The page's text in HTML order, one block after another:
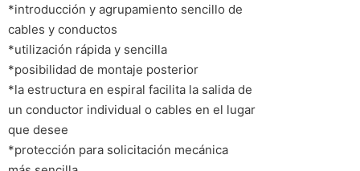
*introducción y agrupamiento sencillo de
cables y conductos
*utilización rápida y sencilla
*posibilidad de montaje posterior
*la estructura en espiral facilita la salida de
un conductor individual o cables en el lugar
que desee
*protección para solicitación mecánica